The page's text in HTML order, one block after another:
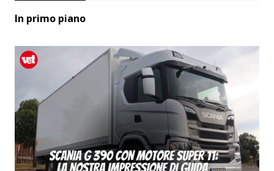
In primo piano